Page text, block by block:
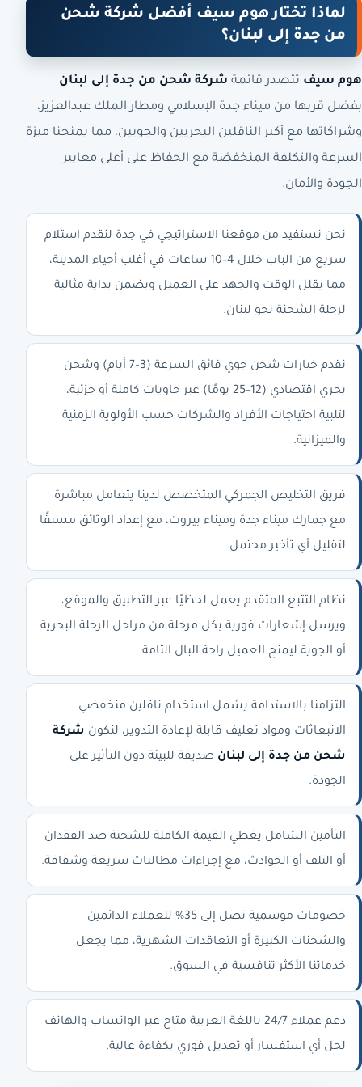
لماذا تختار هوم سيف أفضل شركة شحن
من جدة إلى لبنان؟
هوم سيف تتصدر قائمة شركة شحن من جدة إلى لبنان
بفضل قربها من ميناء جدة الإسلامي ومطار الملك عبدالعزيز،
وشراكاتها مع أكبر الناقلين البحريين والجويين، مما يمنحنا ميزة
السرعة والتكلفة المنخفضة مع الحفاظ على أعلى معايير
الجودة والأمان.
نحن نستفيد من موقعنا الاستراتيجي في جدة لنقدم استلام
سريع من الباب خلال 4–10 ساعات في أغلب أحياء المدينة،
مما يقلل الوقت والجهد على العميل ويضمن بداية مثالية
لرحلة الشحنة نحو لبنان.
نقدم خيارات شحن جوي فائق السرعة (3–7 أيام) وشحن
بحري اقتصادي (12–25 يومًا) عبر حاويات كاملة أو جزئية،
لتلبية احتياجات الأفراد والشركات حسب الأولوية الزمنية
والميزانية.
فريق التخليص الجمركي المتخصص لدينا يتعامل مباشرة
مع جمارك ميناء جدة وميناء بيروت، مع إعداد الوثائق مسبقًا
لتقليل أي تأخير محتمل.
نظام التتبع المتقدم يعمل لحظيًا عبر التطبيق والموقع،
ويرسل إشعارات فورية بكل مرحلة من مراحل الرحلة البحرية
أو الجوية ليمنح العميل راحة البال التامة.
التزامنا بالاستدامة يشمل استخدام ناقلين منخفضي
الانبعاثات ومواد تغليف قابلة لإعادة التدوير، لنكون شركة
شحن من جدة إلى لبنان صديقة للبيئة دون التأثير على
الجودة.
التأمين الشامل يغطي القيمة الكاملة للشحنة ضد الفقدان
أو التلف أو الحوادث، مع إجراءات مطالبات سريعة وشفافة.
خصومات موسمية تصل إلى 35% للعملاء الدائمين
والشحنات الكبيرة أو التعاقدات الشهرية، مما يجعل
خدماتنا الأكثر تنافسية في السوق.
دعم عملاء 24/7 باللغة العربية متاح عبر الواتساب والهاتف
لحل أي استفسار أو تعديل فوري بكفاءة عالية.